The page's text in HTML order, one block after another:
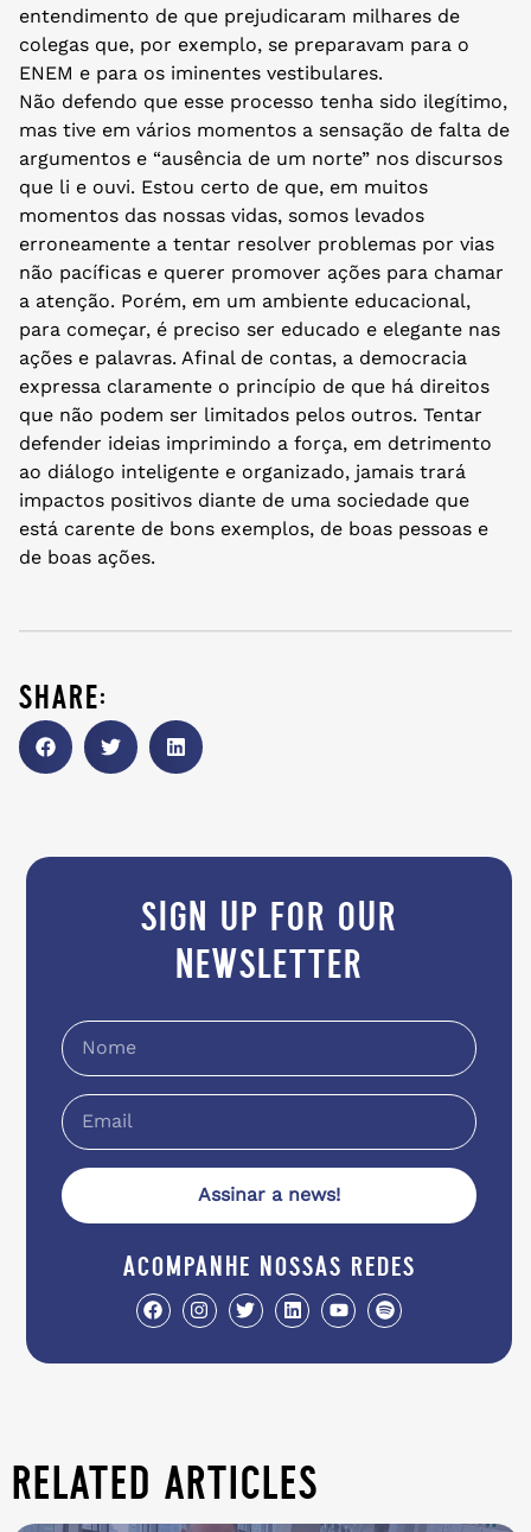
entendimento de que prejudicaram milhares de
colegas que, por exemplo, se preparavam para o
ENEM e para os iminentes vestibulares.
Não defendo que esse processo tenha sido ilegítimo,
mas tive em vários momentos a sensação de falta de
argumentos e “ausência de um norte” nos discursos
que li e ouvi. Estou certo de que, em muitos
momentos das nossas vidas, somos levados
erroneamente a tentar resolver problemas por vias
não pacíficas e querer promover ações para chamar
a atenção. Porém, em um ambiente educacional,
para começar, é preciso ser educado e elegante nas
ações e palavras. Afinal de contas, a democracia
expressa claramente o princípio de que há direitos
que não podem ser limitados pelos outros. Tentar
defender ideias imprimindo a força, em detrimento
ao diálogo inteligente e organizado, jamais trará
impactos positivos diante de uma sociedade que
está carente de bons exemplos, de boas pessoas e
de boas ações.
share:
sign up for our
newsletter
Assinar a news!
acompanhe nossas redes
related articles